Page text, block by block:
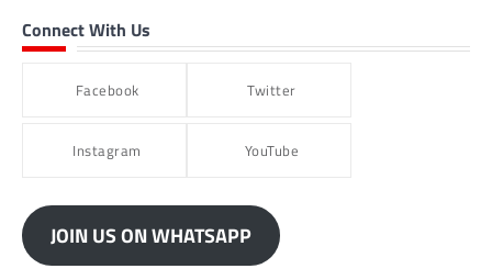
Connect With Us
Facebook Twitter
Instagram YouTube
JOIN US ON WHATSAPP